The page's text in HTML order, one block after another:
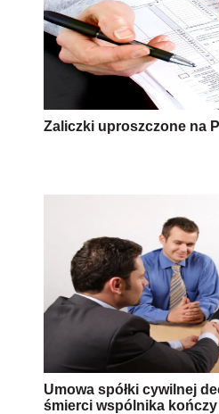
Zaliczki uproszczone na
Umowa spółki cywilnej
śmierci wspólnika